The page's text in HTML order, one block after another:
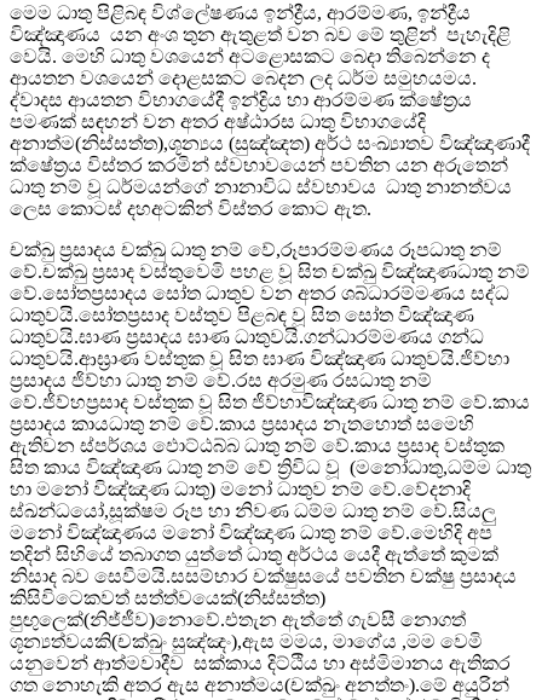
මෙම ධාතු පිළිබඳ විශ්ලේෂණය ඉන්ද්‍රීය, ආරම්මණ, ඉන්ද්‍රීය
විඤ්ඤාණය යන අංශ තුන ඇතුළත් වන බව මේ තුළින් පැහැදිළි
වෙයි. මෙහි ධාතු වශයෙන් අටළොසකට බෙදා තිබෙන්නෙ ද
ආයතන වශයෙන් දොළසකට බෙදන ලද ධර්ම සමුහයමය.
ද්වාදස ආයතන විභාගයේදී ඉන්ද්‍රිය හා ආරම්මණ ක්ෂේත්‍රය
පමණක් සඳහන් වන අතර අෂ්ඨාරස ධාතු විභාගයේදි
අනාත්ම(නිස්සත්ත),ශූන්‍යය (සුඤ්ඤත) අර්ථ සංඛ්‍යාතව විඤ්ඤාණාදී
ක්ෂේත්‍රය විස්තර කරමින් ස්වභාවයෙන් පවතින යන අරුතෙන්
ධාතු නම් වූ ධර්මයන්ගේ නානාවිධ ස්වභාවය ධාතු නානත්වය
ලෙස කොටස් දහඅටකින් විස්තර කොට ඇත.
චක්ඛු ප්‍රසාදය චක්ඛු ධාතු නම් වේ,රූපාරම්මණය රූපධාතු නම්
වේ.චක්ඛු ප්‍රසාද වස්තුවෙමි පහළ වූ සිත චක්ඛු විඤ්ඤාණධාතු නම්
වේ.සෝතප්‍රසාදය සෝත ධාතුව වන අතර ශබ්ධාරම්මණය සද්ධ
ධාතුවයි.සෝතප්‍රසාද වස්තුව පිළබඳ වූ සිත සෝත විඤ්ඤාණ
ධාතුවයි.ඝාණ ප්‍රසාදය ඝාණ ධාතුවයි.ගන්ධාරම්මණය ගන්ධ
ධාතුවයි.ආඝ්‍රාණ වස්තුක වූ සිත ඝාණ විඤ්ඤාණ ධාතුවයි.ජිව්හා
ප්‍රසාදය ජිව්හා ධාතු නම් වේ.රස අරමුණ රසධාතු නම්
වේ.ජිව්හප්‍රසාද වස්තුක වූ සිත ජිව්හාවිඤ්ඤාණ ධාතු නම් වේ.කාය
ප්‍රසාදය කායධාතු නම් වේ.කාය ප්‍රසාදය නැතහොත් සමෙහි
ඇතිවන ස්පර්ශය ඵොට්ඨබ්බ ධාතු නම් වේ.කාය ප්‍රසාද වස්තුක
සිත කාය විඤ්ඤාණ ධාතු නම් වේ ත්‍රිවිධ වූ (මනෝධාතු,ධම්ම ධාතු
හා මනෝ විඤ්ඤාණ ධාතු) මනෝ ධාතුව නම් වේ.වේදනාදි
ස්ඛන්ධයෝ,සූක්ෂම රූප හා නිවණ ධම්ම ධාතු නම් වේ.සියලු
මනෝ විඤ්ඤාණය මනෝ විඤ්ඤාණ ධාතු නම් වේ.මෙහිදි අප
තදින් සිහියේ තබාගත යුත්තේ ධාතු අර්ථය යෙදී ඇත්තේ කුමක්
නිසාද බව සෙවීමයි.සසම්භාර චක්ෂුසයේ පවතින චක්ෂු ප්‍රසාදය
කිසිවිටෙකවත් සත්ත්වයෙක්(නිස්සත්ත)
පුඟුලෙක්(නිජ්ජීව)නොවේ.එතැන ඇත්තේ ගැවසී නොගත්
ශූන්‍යත්වයකි(චක්ඛුං සුඤ්ඤං),ඇස මමය, මාගේය ,මම වෙමි
යනුවෙන් ආත්මවාදීව සක්කාය දිට්ඨිය හා අස්මිමානය ඇතිකර
ගත නොහැකි අතර ඇස අනාත්මය(චක්ඛුං අනත්තං).මේ අයුරින්